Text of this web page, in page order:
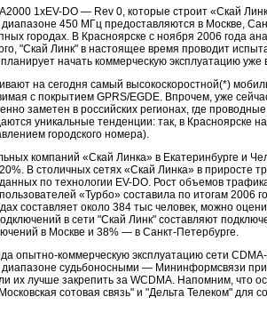
1xEV-DO — Rev 0, которые строит «Скай
450 МГц предоставляются в Москве,
городах. В Красноярске с ноября 2006 года
"Скай Линк" в настоящее время проводит
начать коммерческую эксплуатацию уже
на сегодня самый высокоскоростной(*)
с покрытием GPRS/EGDE. Впрочем, уже
заметен в российских регионах, где
уникальные тенденции: так, в Красноярске
городского номера).
компаний «Скай Линка» в Екатеринбурге и
В столичных сетях «Скай Линка» в приросте
по технологии EV-DO. Рост объемов
«Турбо» составила по итогам 2006
составляет около 384 тыс человек, можно
в сети "Скай Линк" составляют
в Москве и 38% — в Санкт-Петербурге.
опытно-коммерческую эксплуатацию сети
судьбоносными — Мининформсвязи
их лучше закрепить за WCDMA. Напомним, что
сотовая связь" и "Дельта Телеком" для